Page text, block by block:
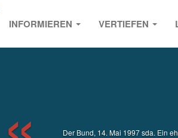
INFORMIEREN VERTIEFEN
Der Bund, 14. Mai 1997 sda. Ein